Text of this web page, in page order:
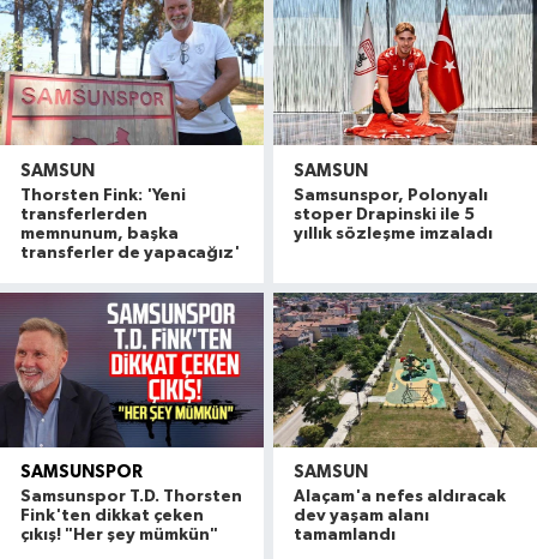
SAMSUN
Thorsten Fink: 'Yeni
transferlerden
memnunum, başka
transferler de yapacağız'
SAMSUN
Samsunspor, Polonyalı
stoper Drapinski ile 5
yıllık sözleşme imzaladı
SAMSUNSPOR
Samsunspor T.D. Thorsten
Fink'ten dikkat çeken
çıkış! "Her şey mümkün"
SAMSUN
Alaçam'a nefes aldıracak
dev yaşam alanı
tamamlandı
20:16 |Alaçam çileği reçel oldu: Hedef coğrafi işaret ve
19:06 |Hafif ticari araç ile motosiklet çarpıştı: 1 yaralı
17:59 | Otomobille motosiklet çarpıştı: 1 yaralı